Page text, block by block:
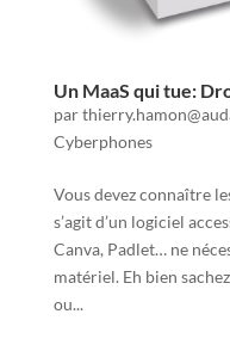
Un MaaS qui tue:
par
Cyberphones
Vous devez connaître
s’agit d’un logiciel
Canva, Padlet… ne
matériel. Eh bien
ou...